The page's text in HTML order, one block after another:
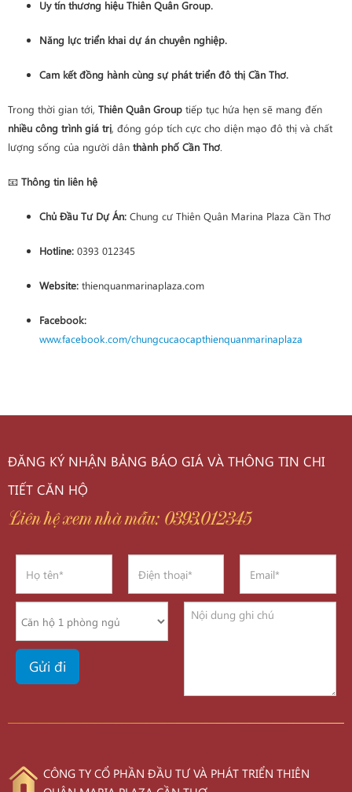
Uy tín thương hiệu Thiên Quân Group.
Năng lực triển khai dự án chuyên nghiệp.
Cam kết đồng hành cùng sự phát triển đô thị Cần Thơ.
Trong thời gian tới, Thiên Quân Group tiếp tục hứa hẹn sẽ mang đến
nhiều công trình giá trị, đóng góp tích cực cho diện mạo đô thị và chất
lượng sống của người dân thành phố Cần Thơ.
📧 Thông tin liên hệ
Chủ Đầu Tư Dự Án: Chung cư Thiên Quân Marina Plaza Cần Thơ
Hotline: 0393 012345
Website: thienquanmarinaplaza.com
Facebook:
www.facebook.com/chungcucaocapthienquanmarinaplaza
ĐĂNG KÝ NHẬN BẢNG BÁO GIÁ VÀ THÔNG TIN CHI
TIẾT CĂN HỘ
Liên hệ xem nhà mẫu: 0393.012345
CÔNG TY CỔ PHẦN ĐẦU TƯ VÀ PHÁT TRIỂN THIÊN